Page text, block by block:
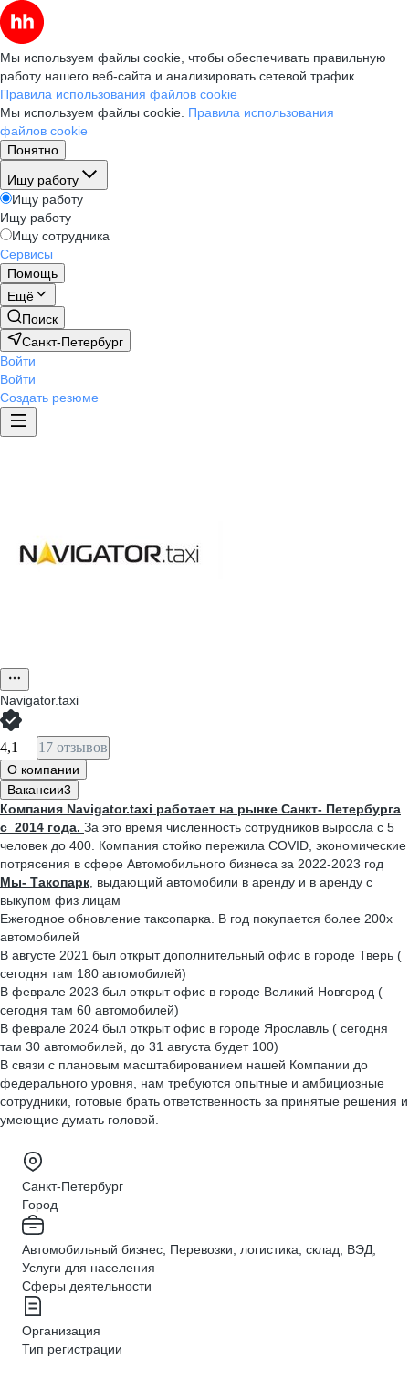
Мы используем файлы cookie, чтобы обеспечивать правильную
работу нашего веб-сайта и анализировать сетевой трафик.
Правила использования файлов cookie
Мы используем файлы cookie. Правила использования
файлов cookie
Понятно
Ищу работу
Ищу работу
Ищу работу
Ищу сотрудника
Сервисы
Помощь
Ещё
Поиск
Санкт-Петербург
Войти
Войти
Создать резюме
Navigator.taxi
4,1 17 отзывов
О компании
Вакансии3
Компания Navigator.taxi работает на рынке Санкт- Петербурга
с 2014 года. За это время численность сотрудников выросла с 5
человек до 400. Компания стойко пережила COVID, экономические
потрясения в сфере Автомобильного бизнеса за 2022-2023 год
Мы- Такопарк , выдающий автомобили в аренду и в аренду с
выкупом физ лицам
Ежегодное обновление таксопарка. В год покупается более 200х
автомобилей
В августе 2021 был открыт дополнительный офис в городе Тверь (
сегодня там 180 автомобилей)
В феврале 2023 был открыт офис в городе Великий Новгород (
сегодня там 60 автомобилей)
В феврале 2024 был открыт офис в городе Ярославль ( сегодня
там 30 автомобилей, до 31 августа будет 100)
В связи с плановым масштабированием нашей Компании до
федерального уровня, нам требуются опытные и амбициозные
сотрудники, готовые брать ответственность за принятые решения и
умеющие думать головой.
Санкт-Петербург
Город
Автомобильный бизнес, Перевозки, логистика, склад, ВЭД,
Услуги для населения
Сферы деятельности
Организация
Тип регистрации